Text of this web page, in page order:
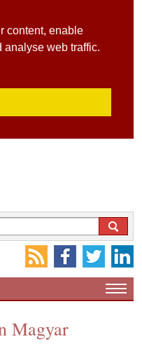
content, enable
analyse web traffic.
Magyar